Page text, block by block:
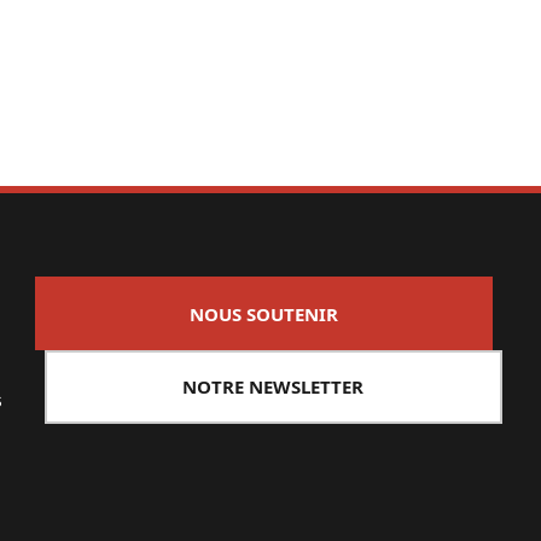
NOUS SOUTENIR
NOTRE NEWSLETTER